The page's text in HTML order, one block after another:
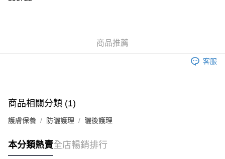
付款後門市自取，訂單確認後2-4個工作天到店，7天內取。逾期後
商品推薦
客服
商品相關分類 (1)
護膚保養 防曬護理 曬後護理
本分類熱賣全店暢銷排行